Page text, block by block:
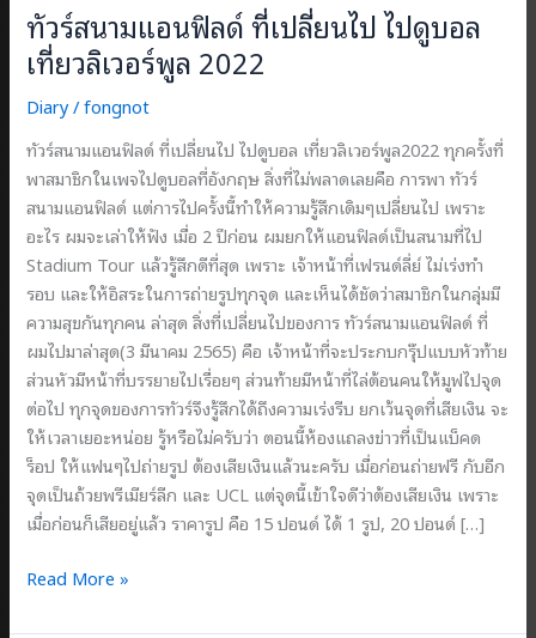
ทัวร์สนามแอนฟิลด์ ที่เปลี่ยนไป ไปดูบอล
เที่ยวลิเวอร์พูล 2022
Diary/fongnot
ทัวร์สนามแอนฟิลด์ ที่เปลี่ยนไป ไปดูบอล เที่ยวลิเวอร์พูล2022 ทุกครั้งที่
พาสมาชิกในเพจไปดูบอลที่อังกฤษ สิ่งที่ไม่พลาดเลยคือ การพา ทัวร์
สนามแอนฟิลด์ แต่การไปครั้งนี้ทำให้ความรู้สึกเดิมๆเปลี่ยนไป เพราะ
อะไร ผมจะเล่าให้ฟัง เมื่อ 2 ปีก่อน ผมยกให้แอนฟิลด์เป็นสนามที่ไป
Stadium Tour แล้วรู้สึกดีที่สุด เพราะ เจ้าหน้าที่เฟรนด์ลี่ย์ ไม่เร่งทำ
รอบ และให้อิสระในการถ่ายรูปทุกจุด และเห็นได้ชัดว่าสมาชิกในกลุ่มมี
ความสุขกันทุกคน ล่าสุด สิ่งที่เปลี่ยนไปของการ ทัวร์สนามแอนฟิลด์ ที่
ผมไปมาล่าสุด(3 มีนาคม 2565) คือ เจ้าหน้าที่จะประกบกรุ๊ปแบบหัวท้าย
ส่วนหัวมีหน้าที่บรรยายไปเรื่อยๆ ส่วนท้ายมีหน้าที่ไล่ต้อนคนให้มูฟไปจุด
ต่อไป ทุกจุดของการทัวร์จึงรู้สึกได้ถึงความเร่งรีบ ยกเว้นจุดที่เสียเงิน จะ
ให้เวลาเยอะหน่อย รู้หรือไม่ครับว่า ตอนนี้ห้องแถลงข่าวที่เป็นแบ็คด
ร็อป ให้แฟนๆไปถ่ายรูป ต้องเสียเงินแล้วนะครับ เมื่อก่อนถ่ายฟรี กับอีก
จุดเป็นถ้วยพรีเมียร์ลีก และ UCL แต่จุดนี้เข้าใจดีว่าต้องเสียเงิน เพราะ
เมื่อก่อนก็เสียอยู่แล้ว ราคารูป คือ 15 ปอนด์ ได้ 1 รูป, 20 ปอนด์ […]
ทัวร์
Read More »